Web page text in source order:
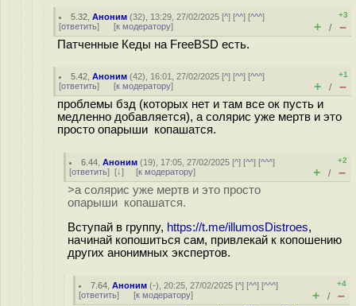
5.32 ,Аноним (32), 13:29, 27/02/2025 [^] [^^] [^^^]
[ответить] [к модератору]
+3
+ / –
Патченные Кеды на FreeBSD есть.
5.42 ,Аноним (42), 16:01, 27/02/2025 [^] [^^] [^^^]
[ответить] [к модератору]
+1
+ / –
проблемы бзд (которых нет и там все ок пусть и
медленно добавляется), а солярис уже мертв и это
просто опарыши копашатся.
6.44 ,Аноним (19), 17:05, 27/02/2025 [^] [^^] [^^^]
[ответить] [↓] [к модератору]
+2
+ / –
>а солярис уже мертв и это просто
опарыши копашатся.
Вступай в группу, https://t.me/illumosDistroes,
начинай копошиться сам, привлекай к копошению
других анонимных экспертов.
7.64 ,Аноним (-), 20:25, 27/02/2025 [^] [^^] [^^^]
[ответить] [к модератору]
+4
+ / –